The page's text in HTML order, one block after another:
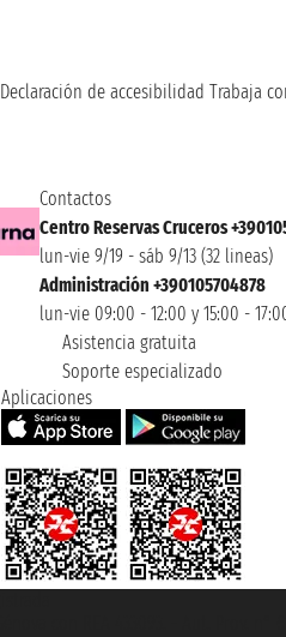
Declaración de accesibilidad Trabaja
Contactos
Centro Reservas Cruceros
lun-vie 9/19 - sáb 9/13 (32 lineas)
Administración +390105704878
lun-vie 09:00 - 12:00 y 15:00 -
Asistencia gratuita
Soporte especializado
Aplicaciones